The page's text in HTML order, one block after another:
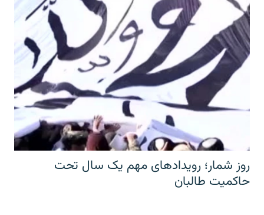
روز شمار؛ رویدادهای مهم یک سال تحت
حاکمیت طالبان